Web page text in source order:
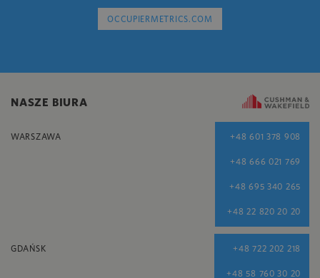
OCCUPIERMETRICS.COM
NASZE BIURA
WARSZAWA +48 601 378 908
+48 666 021 769
+48 695 340 265
+48 22 820 20 20
GDAŃSK +48 722 202 218
+48 58 760 30 20